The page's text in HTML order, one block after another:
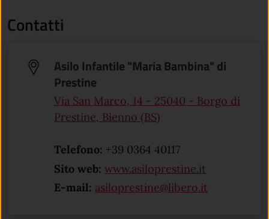
Contatti
Asilo Infantile "Maria Bambina" di
Prestine
Via San Marco, 14 - 25040 - Borgo di
Prestine, Bienno (BS)
Telefono: +39 0364 40117
Sito web: www.asiloprestine.it
E-mail: asiloprestine@libero.it